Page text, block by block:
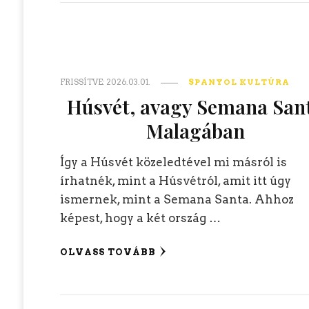
FRISSÍTVE: 2026.03.01. SPANYOL KULTÚRA
Húsvét, avagy Semana
Malagában
Így a Húsvét közeledtével mi másról is
írhatnék, mint a Húsvétról, amit itt úgy
ismernek, mint a Semana Santa. Ahhoz
képest, hogy a két ország …
OLVASS TOVÁBB